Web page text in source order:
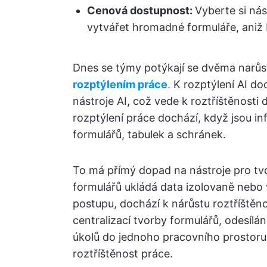
Cenová dostupnost: Vyberte si
vytvářet hromadné formuláře,
Dnes se týmy potýkají se dvěma
rozptýlením práce. K rozptýlení AI
nástroje AI, což vede k roztříštěnosti
rozptýlení práce dochází, když jsou
formulářů, tabulek a schránek.
To má přímý dopad na nástroje pro
formulářů ukládá data izolovaně
postupu, dochází k nárůstu
centralizací tvorby formulářů,
úkolů do jednoho pracovního
roztříštěnost práce.